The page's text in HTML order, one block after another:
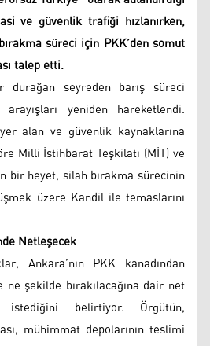
ve güvenlik trafiği hızlanırken,
süreci için PKK’den somut
talep etti.
durağan seyreden barış süreci
yeniden hareketlendi.
alan ve güvenlik kaynaklarına
Milli İstihbarat Teşkilatı (MİT) ve
bir heyet, silah bırakma sürecinin
üzere Kandil ile temaslarını
Netleşecek
Ankara’nın PKK kanadından
şekilde bırakılacağına dair net
belirtiyor. Örgütün,
mühimmat depolarının teslimi